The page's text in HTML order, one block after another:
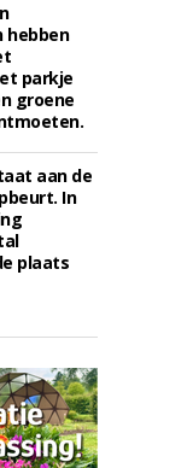
hebben
parkje
groene
aan de
In
plaats